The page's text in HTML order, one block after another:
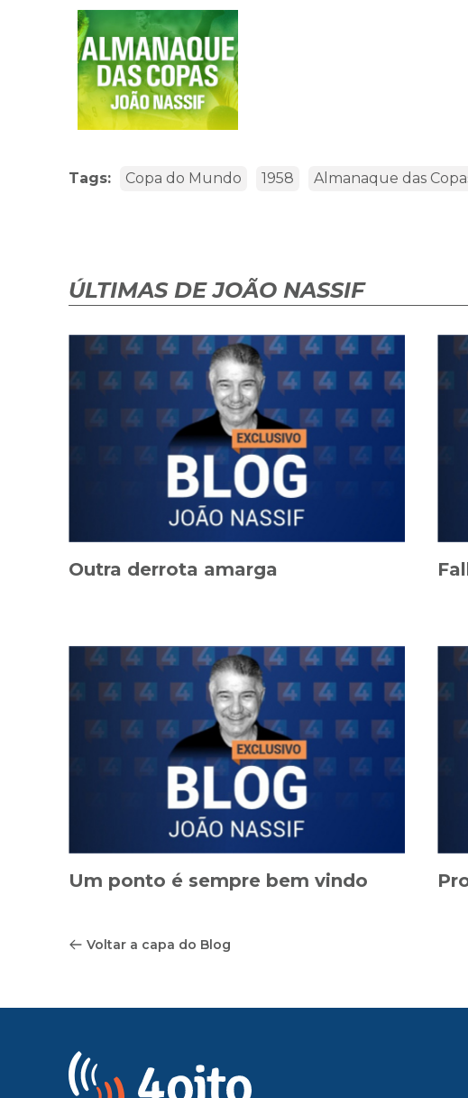
Tags: Copa do Mundo 1958 Almanaque das
ÚLTIMAS DE JOÃO NASSIF
Outra derrota amarga
Um ponto é sempre bem vindo
Voltar a capa do Blog